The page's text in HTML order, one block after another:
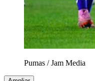
Pumas /Jam Media